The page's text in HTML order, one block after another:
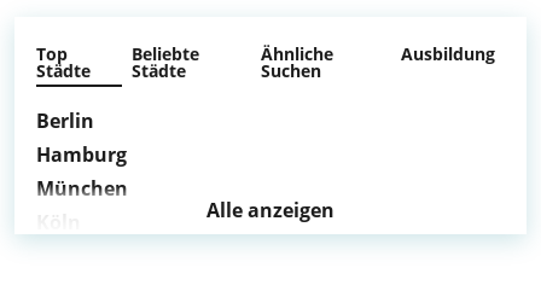
Top
Städte
Beliebte
Städte
Ähnliche
Suchen
Ausbildung
Berlin
Hamburg
München
Alle anzeigen